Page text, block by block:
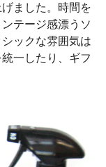
ました。時間を
テージ感漂うソ
ックな雰囲気は
一したり、ギフ